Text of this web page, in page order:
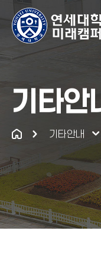
기타안
기타안내